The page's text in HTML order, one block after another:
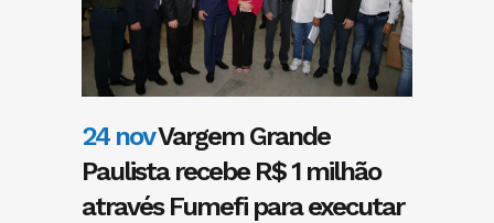
24 novVargem Grande
Paulista recebe R$ 1 milhão
através Fumefi para executar